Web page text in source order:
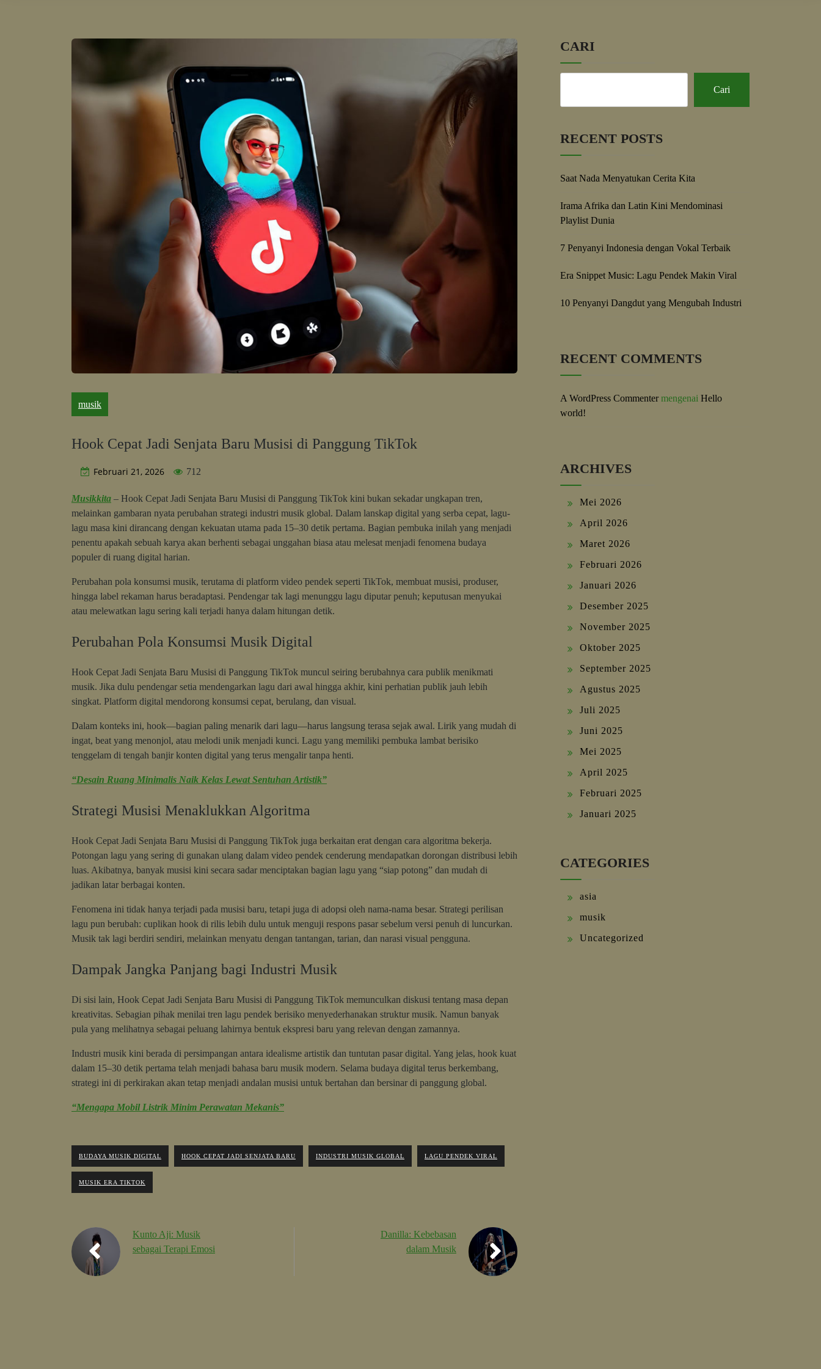
musik
Hook Cepat Jadi Senjata Baru Musisi di Panggung TikTok
Februari 21, 2026 712
Musikkita – Hook Cepat Jadi Senjata Baru Musisi di Panggung TikTok kini bukan sekadar ungkapan tren,
melainkan gambaran nyata perubahan strategi industri musik global. Dalam lanskap digital yang serba cepat, lagu-
lagu masa kini dirancang dengan kekuatan utama pada 15–30 detik pertama. Bagian pembuka inilah yang menjadi
penentu apakah sebuah karya akan berhenti sebagai unggahan biasa atau melesat menjadi fenomena budaya
populer di ruang digital harian.
Perubahan pola konsumsi musik, terutama di platform video pendek seperti TikTok, membuat musisi, produser,
hingga label rekaman harus beradaptasi. Pendengar tak lagi menunggu lagu diputar penuh; keputusan menyukai
atau melewatkan lagu sering kali terjadi hanya dalam hitungan detik.
Perubahan Pola Konsumsi Musik Digital
Hook Cepat Jadi Senjata Baru Musisi di Panggung TikTok muncul seiring berubahnya cara publik menikmati
musik. Jika dulu pendengar setia mendengarkan lagu dari awal hingga akhir, kini perhatian publik jauh lebih
singkat. Platform digital mendorong konsumsi cepat, berulang, dan visual.
Dalam konteks ini, hook—bagian paling menarik dari lagu—harus langsung terasa sejak awal. Lirik yang mudah di
ingat, beat yang menonjol, atau melodi unik menjadi kunci. Lagu yang memiliki pembuka lambat berisiko
tenggelam di tengah banjir konten digital yang terus mengalir tanpa henti.
“Desain Ruang Minimalis Naik Kelas Lewat Sentuhan Artistik”
Strategi Musisi Menaklukkan Algoritma
Hook Cepat Jadi Senjata Baru Musisi di Panggung TikTok juga berkaitan erat dengan cara algoritma bekerja.
Potongan lagu yang sering di gunakan ulang dalam video pendek cenderung mendapatkan dorongan distribusi lebih
luas. Akibatnya, banyak musisi kini secara sadar menciptakan bagian lagu yang “siap potong” dan mudah di
jadikan latar berbagai konten.
Fenomena ini tidak hanya terjadi pada musisi baru, tetapi juga di adopsi oleh nama-nama besar. Strategi perilisan
lagu pun berubah: cuplikan hook di rilis lebih dulu untuk menguji respons pasar sebelum versi penuh di luncurkan.
Musik tak lagi berdiri sendiri, melainkan menyatu dengan tantangan, tarian, dan narasi visual pengguna.
Dampak Jangka Panjang bagi Industri Musik
Di sisi lain, Hook Cepat Jadi Senjata Baru Musisi di Panggung TikTok memunculkan diskusi tentang masa depan
kreativitas. Sebagian pihak menilai tren lagu pendek berisiko menyederhanakan struktur musik. Namun banyak
pula yang melihatnya sebagai peluang lahirnya bentuk ekspresi baru yang relevan dengan zamannya.
Industri musik kini berada di persimpangan antara idealisme artistik dan tuntutan pasar digital. Yang jelas, hook kuat
dalam 15–30 detik pertama telah menjadi bahasa baru musik modern. Selama budaya digital terus berkembang,
strategi ini di perkirakan akan tetap menjadi andalan musisi untuk bertahan dan bersinar di panggung global.
“Mengapa Mobil Listrik Minim Perawatan Mekanis”
BUDAYA MUSIK DIGITAL HOOK CEPAT JADI SENJATA BARU INDUSTRI MUSIK GLOBAL LAGU PENDEK VIRAL
MUSIK ERA TIKTOK
Kunto Aji: Musik
sebagai Terapi Emosi
Danilla: Kebebasan
dalam Musik
CARI
Cari
RECENT POSTS
Saat Nada Menyatukan Cerita Kita
Irama Afrika dan Latin Kini Mendominasi
Playlist Dunia
7 Penyanyi Indonesia dengan Vokal Terbaik
Era Snippet Music: Lagu Pendek Makin Viral
10 Penyanyi Dangdut yang Mengubah Industri
RECENT COMMENTS
A WordPress Commentermengenai Hello
world!
ARCHIVES
Mei 2026
April 2026
Maret 2026
Februari 2026
Januari 2026
Desember 2025
November 2025
Oktober 2025
September 2025
Agustus 2025
Juli 2025
Juni 2025
Mei 2025
April 2025
Februari 2025
Januari 2025
CATEGORIES
asia
musik
Uncategorized